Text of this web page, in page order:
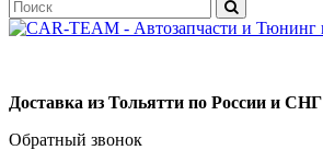
Доставка из Тольятти по России и СНГ
Обратный звонок